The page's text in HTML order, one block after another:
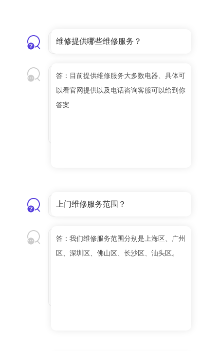
维修提供哪些维修服务？
答：目前提供维修服务大多数电器、具体可
以看官网提供以及电话咨询客服可以给到你
答案
上门维修服务范围？
答：我们维修服务范围分别是上海区、广州
区、深圳区、佛山区、长沙区、汕头区。